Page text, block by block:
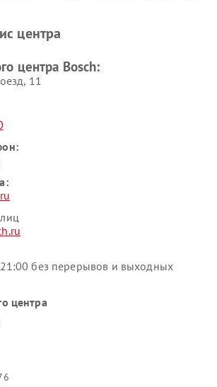
автоматовРемонт морозильных камер
центра
центра Bosch:
11
без перерывов и выходных
центра